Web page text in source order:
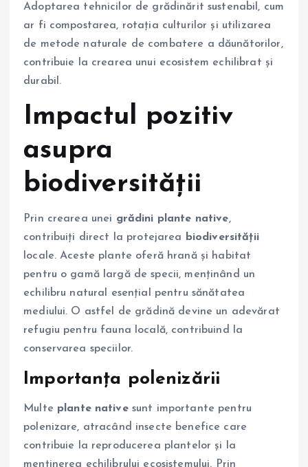
Adoptarea tehnicilor de grădinărit sustenabil, cum
ar fi compostarea, rotația culturilor și utilizarea
de metode naturale de combatere a dăunătorilor,
contribuie la crearea unui ecosistem echilibrat și
durabil.
Impactul pozitiv
asupra
biodiversității
Prin crearea unei grădini plante native,
contribuiți direct la protejarea
biodiversității
locale. Aceste plante oferă hrană și habitat
pentru o gamă largă de specii, menținând un
echilibru natural esențial pentru sănătatea
mediului. O astfel de grădină devine un adevărat
refugiu pentru fauna locală, contribuind la
conservarea speciilor.
Importanța polenizării
Multe plante nativesunt importante pentru
polenizare, atracând insecte benefice care
contribuie la reproducerea plantelor și la
menținerea echilibrului ecosistemului. Prin